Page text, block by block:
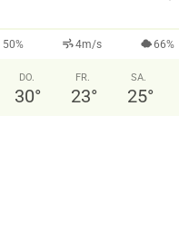
50% 4m/s 66%
DO.
30°
FR.
23°
SA.
25°